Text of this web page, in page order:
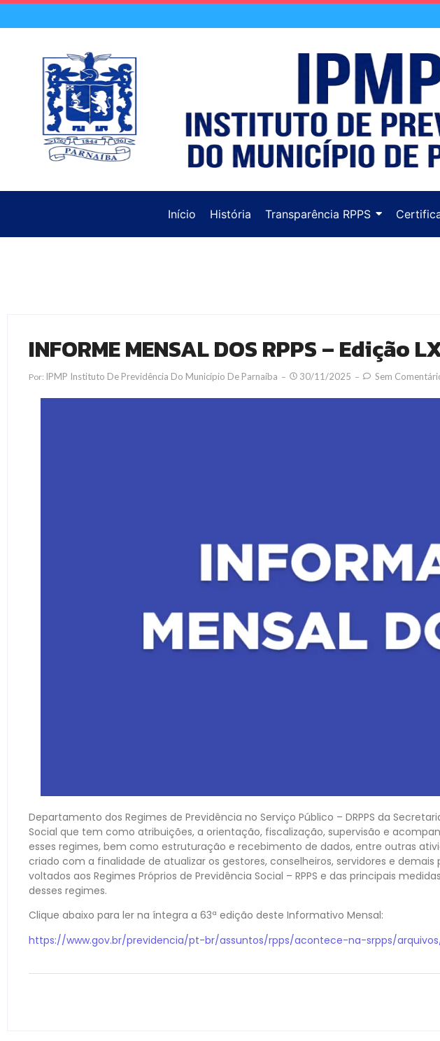
Início História Transparência RPPS
INFORME MENSAL DOS RPPS – Edição
Por: IPMP Instituto De Previdência Do Município De Parnaíba 30/11/2025 Sem
Departamento dos Regimes de Previdência no Serviço Público – DRPPS da
Social que tem como atribuições, a orientação, fiscalização, supervisão e
esses regimes, bem como estruturação e recebimento de dados, entre outras
criado com a finalidade de atualizar os gestores, conselheiros, servidores e
voltados aos Regimes Próprios de Previdência Social – RPPS e das principais
desses regimes.
Clique abaixo para ler na íntegra a 63ª edição deste Informativo Mensal:
https://www.gov.br/previdencia/pt-br/assuntos/rpps/acontece-na-srpps/arquivos/